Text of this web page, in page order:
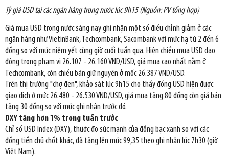
Tỷ giá USD tại các ngân hàng trong nước lúc 9h15 (Nguồn: PV tổng hợp)
Giá mua USD trong nước sáng nay ghi nhận một số điều chỉnh giảm ở các
ngân hàng như VietinBank, Techcombank, Sacombank với mức hạ từ 2 đến 6
đồng so với mức niêm yết cùng giờ cuối tuần qua. Hiện chiều mua USD dao
động trong phạm vi 26.107 - 26.160 VND/USD, giá mua cao nhất nằm ở
Techcombank, còn chiều bán giữ nguyên ở mốc 26.387 VND/USD.
Trên thị trường "chợ đen", khảo sát lúc 9h15 cho thấy đồng USD hiện được
giao dịch ở mức 26.480 - 26.530 VND/USD, giá mua tăng 80 đồng còn giá bán
tăng 30 đồng so với mức ghi nhận trước đó.
DXY tăng hơn 1% trong tuần trước
Chỉ số USD Index (DXY), thước đo sức mạnh của đồng bạc xanh so với các
đồng tiền chủ chốt khác, đã tăng lên mức 99,35 theo ghi nhận lúc 7h30 (giờ
Việt Nam).